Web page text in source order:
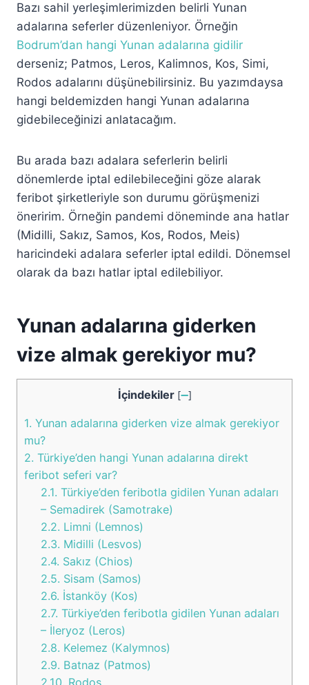
Bazı sahil yerleşimlerimizden belirli Yunan
adalarına seferler düzenleniyor. Örneğin
Bodrum’dan hangi Yunan adalarına gidilir
derseniz; Patmos, Leros, Kalimnos, Kos, Simi,
Rodos adalarını düşünebilirsiniz. Bu yazımdaysa
hangi beldemizden hangi Yunan adalarına
gidebileceğinizi anlatacağım.
Bu arada bazı adalara seferlerin belirli
dönemlerde iptal edilebileceğini göze alarak
feribot şirketleriyle son durumu görüşmenizi
öneririm. Örneğin pandemi döneminde ana hatlar
(Midilli, Sakız, Samos, Kos, Rodos, Meis)
haricindeki adalara seferler iptal edildi. Dönemsel
olarak da bazı hatlar iptal edilebiliyor.
Yunan adalarına giderken
vize almak gerekiyor mu?
İçindekiler [➖]
1. Yunan adalarına giderken vize almak gerekiyor
mu?
2. Türkiye’den hangi Yunan adalarına direkt
feribot seferi var?
2.1. Türkiye’den feribotla gidilen Yunan adaları
– Semadirek (Samotrake)
2.2. Limni (Lemnos)
2.3. Midilli (Lesvos)
2.4. Sakız (Chios)
2.5. Sisam (Samos)
2.6. İstanköy (Kos)
2.7. Türkiye’den feribotla gidilen Yunan adaları
– İleryoz (Leros)
2.8. Kelemez (Kalymnos)
2.9. Batnaz (Patmos)